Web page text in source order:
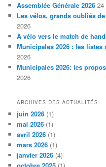
Assemblée Générale 2026 24
Les vélos, grands oubliés de
2026
À vélo vers le match de
Municipales 2026 : les listes
2026
Municipales 2026: les
2026
ARCHIVES DES ACTUALITÉS
juin 2026 (1)
mai 2026 (1)
avril 2026 (1)
mars 2026 (1)
janvier 2026 (4)
octobre 2025 (1)